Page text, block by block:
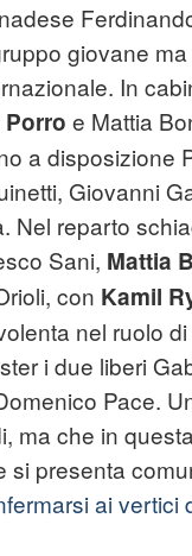
giovane
In
e Mattia
a disposizione
Giovanni
Nel reparto
Sani, Mattia
con Kamil
nel ruolo
i due liberi
Pace.
ma che in
si presenta
ai vertici